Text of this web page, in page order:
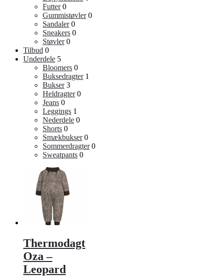
Futter 0
Gummistøvler 0
Sandaler 0
Sneakers 0
Støvler 0
Tilbud 0
Underdele 5
Bloomers 0
Buksedragter 1
Bukser 3
Heldragter 0
Jeans 0
Leggings 1
Nederdele 0
Shorts 0
Smækbukser 0
Sommerdragter 0
Sweatpants 0
Thermodagt
Oza –
Leopard